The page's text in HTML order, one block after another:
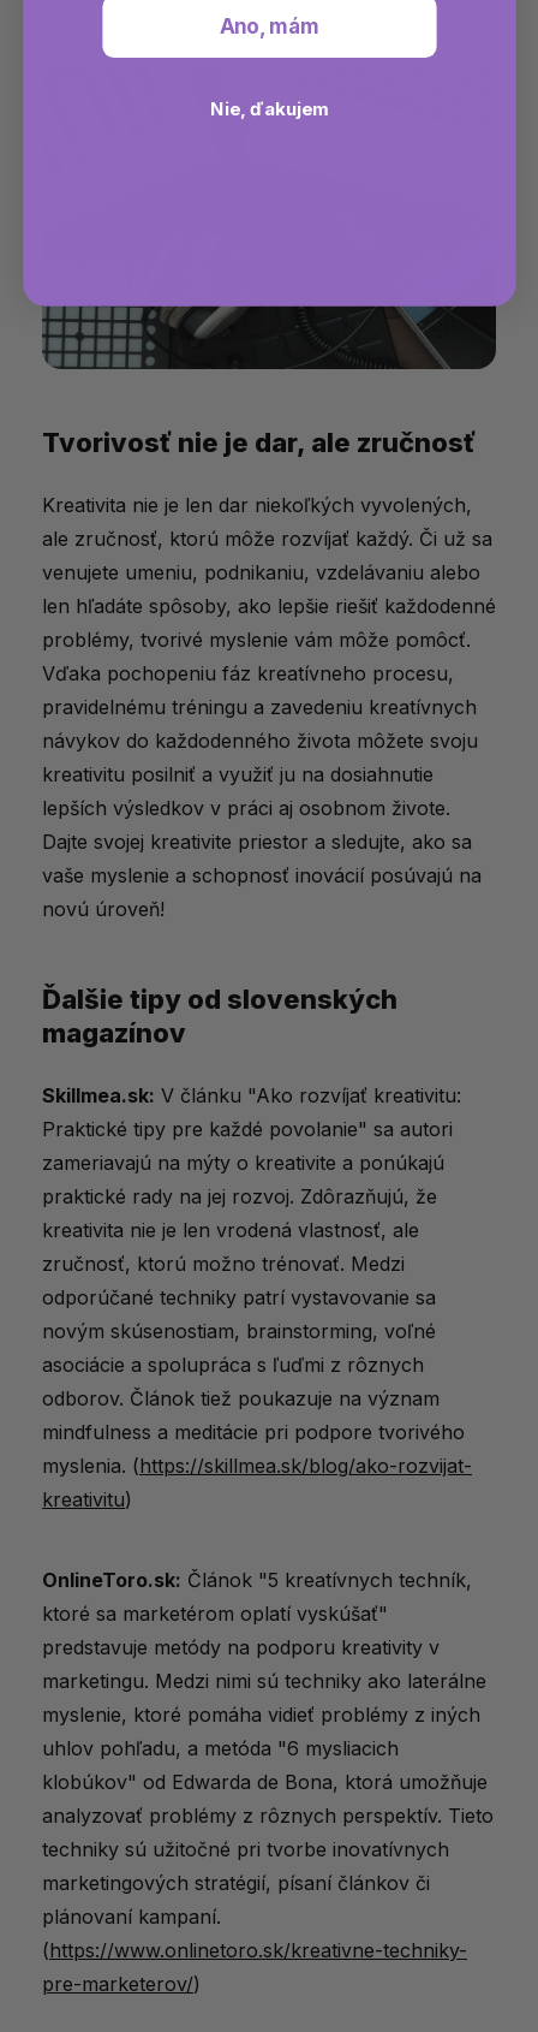
Tvorivosť nie je dar, ale zručnosť
Kreativita nie je len dar niekoľkých vyvolených,
ale zručnosť, ktorú môže rozvíjať každý. Či už sa
venujete umeniu, podnikaniu, vzdelávaniu alebo
len hľadáte spôsoby, ako lepšie riešiť každodenné
problémy, tvorivé myslenie vám môže pomôcť.
Vďaka pochopeniu fáz kreatívneho procesu,
pravidelnému tréningu a zavedeniu kreatívnych
návykov do každodenného života môžete svoju
kreativitu posilniť a využiť ju na dosiahnutie
lepších výsledkov v práci aj osobnom živote.
Dajte svojej kreativite priestor a sledujte, ako sa
vaše myslenie a schopnosť inovácií posúvajú na
novú úroveň!
Ďalšie tipy od slovenských
magazínov
Skillmea.sk: V článku "Ako rozvíjať kreativitu:
Praktické tipy pre každé povolanie" sa autori
zameriavajú na mýty o kreativite a ponúkajú
praktické rady na jej rozvoj. Zdôrazňujú, že
kreativita nie je len vrodená vlastnosť, ale
zručnosť, ktorú možno trénovať. Medzi
odporúčané techniky patrí vystavovanie sa
novým skúsenostiam, brainstorming, voľné
asociácie a spolupráca s ľuďmi z rôznych
odborov. Článok tiež poukazuje na význam
mindfulness a meditácie pri podpore tvorivého
myslenia. (https://skillmea.sk/blog/ako-rozvijat-
kreativitu)
OnlineToro.sk: Článok "5 kreatívnych techník,
ktoré sa marketérom oplatí vyskúšať"
predstavuje metódy na podporu kreativity v
marketingu. Medzi nimi sú techniky ako laterálne
myslenie, ktoré pomáha vidieť problémy z iných
uhlov pohľadu, a metóda "6 mysliacich
klobúkov" od Edwarda de Bona, ktorá umožňuje
analyzovať problémy z rôznych perspektív. Tieto
techniky sú užitočné pri tvorbe inovatívnych
marketingových stratégií, písaní článkov či
plánovaní kampaní.
(https://www.onlinetoro.sk/kreativne-techniky-
pre-marketerov/)
Ano, mám
Nie, ďakujem